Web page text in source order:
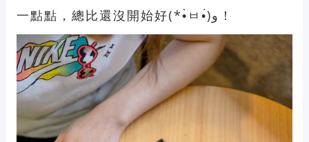
一點點，總比還沒開始好(*•̀ㅂ•́)و！